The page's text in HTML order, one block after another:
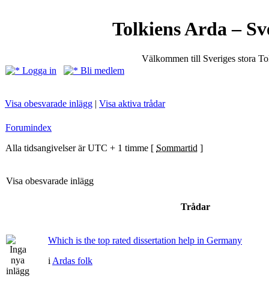
Tolkiens Arda –
Välkommen till Sveriges stora
Logga in
Bli medlem
Visa obesvarade inlägg | Visa aktiva trådar
Forumindex
Alla tidsangivelser är UTC + 1 timme [ Sommartid ]
Visa obesvarade inlägg
Trådar
Which is the top rated dissertation help in Germany
i Ardas folk